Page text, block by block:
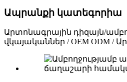
Ապրանքի կատեգորիա
Արտոնագրային դիզայն/
վկայականներ / OEM ODM /